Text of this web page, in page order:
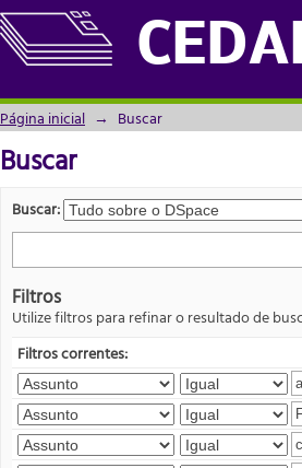
Buscar
Página inicial → Buscar
Buscar
Buscar:
Filtros
Utilize filtros para refinar o resultado de
Filtros correntes: